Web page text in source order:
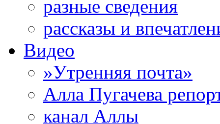
разные сведения
рассказы и
Видео
»Утренняя почта»
Алла Пугачева
канал Аллы